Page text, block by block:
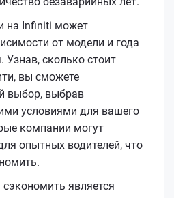
на Infiniti может
от модели и года
сколько стоит
вы сможете
выбор, выбрав
условиями для вашего
компании могут
опытных водителей, что
является